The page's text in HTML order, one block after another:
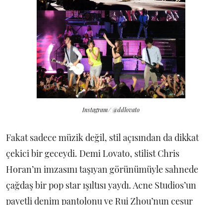
Instagram/ @ddlovato
Fakat sadece müzik değil, stil açısından da dikkat
çekici bir geceydi. Demi Lovato, stilist Chris
Horan’ın imzasını taşıyan görünümüyle sahnede
çağdaş bir pop star ışıltısı yaydı. Acne Studios’un
payetli denim pantolonu ve Rui Zhou’nun cesur